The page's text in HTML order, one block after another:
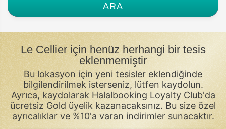
ARA
Le Cellier için henüz herhangi bir tesis
eklenmemiştir
Bu lokasyon için yeni tesisler eklendiğinde
bilgilendirilmek isterseniz, lütfen kaydolun.
Ayrıca, kaydolarak Halalbooking Loyalty Club'da
ücretsiz Gold üyelik kazanacaksınız. Bu size özel
ayrıcalıklar ve %10'a varan indirimler sunacaktır.